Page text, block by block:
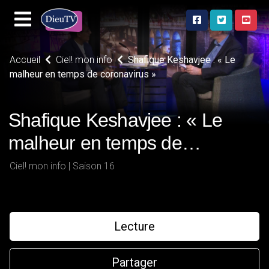
Accueil Ciel! mon info
Shafique Keshavjee : « Le
malheur en temps de coronavirus »
Shafique Keshavjee : « Le
malheur en temps de
coronavirus »
Ciel! mon info | Saison 16
Lecture
Partager